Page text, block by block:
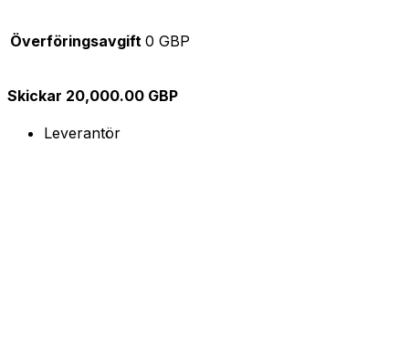
Överföringsavgift 0 GBP
Skickar 20,000.00 GBP
Leverantör